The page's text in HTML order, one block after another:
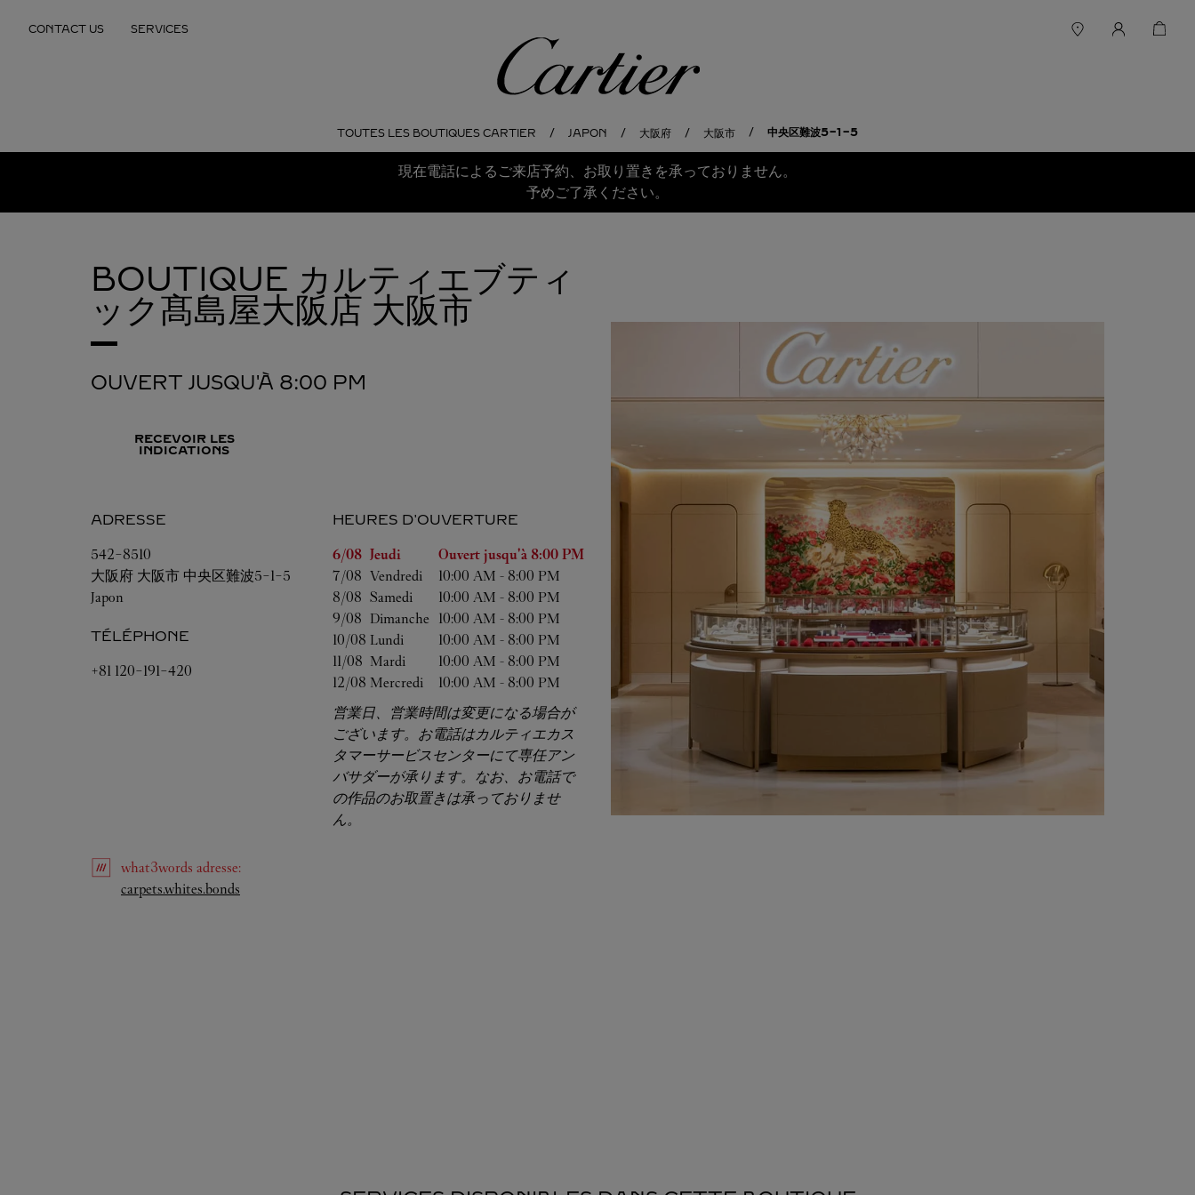
CONTACT US SERVICES
Cartier
TOUTES LES BOUTIQUES CARTIER JAPON 大阪府 大阪市 中央区難波5-1-5
現在電話によるご来店予約、お取り置きを承っておりません。
予めご了承ください。
BOUTIQUE カルティエブティ
ック髙島屋大阪店 大阪市
OUVERT JUSQU'À 8:00 PM
RECEVOIR LES
INDICATIONS
ADRESSE
542-8510
大阪府 大阪市 中央区難波5-1-5
Japon
TÉLÉPHONE
+81 120-191-420
HEURES D'OUVERTURE
Jour de la semaine
Heures d'ouverture
6/08 Jeudi Ouvert jusqu'à 8:00 PM
7/08 Vendredi 10:00 AM - 8:00 PM
8/08 Samedi 10:00 AM - 8:00 PM
9/08 Dimanche 10:00 AM - 8:00 PM
10/08 Lundi 10:00 AM - 8:00 PM
11/08 Mardi 10:00 AM - 8:00 PM
12/08 Mercredi 10:00 AM - 8:00 PM
営業日、営業時間は変更になる場合が
ございます。お電話はカルティエカス
タマーサービスセンターにて専任アン
バサダーが承ります。なお、お電話で
の作品のお取置きは承っておりませ
ん。
what3words adresse:
carpets.whites.bonds